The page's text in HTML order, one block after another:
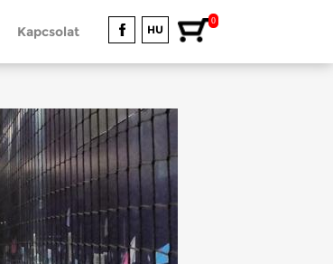
0
HU
Kapcsolat